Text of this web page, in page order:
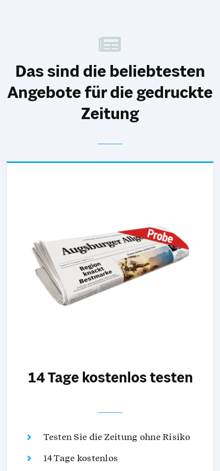
Das sind die beliebtesten
Angebote für die gedruckte
Zeitung
14 Tage kostenlos testen
Testen Sie die Zeitung ohne Risiko
14 Tage kostenlos